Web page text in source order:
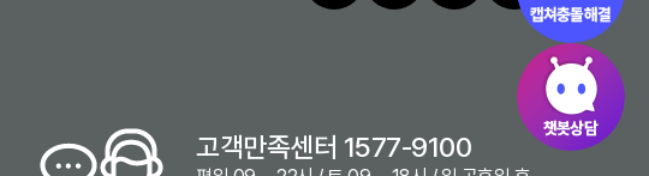
고객만족센터 1577-9100